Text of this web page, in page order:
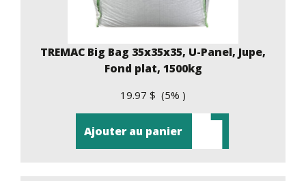
TREMAC Big Bag 35x35x35, U-Panel, Jupe,
Fond plat, 1500kg
19.97 $ (5% )
Ajouter au panier